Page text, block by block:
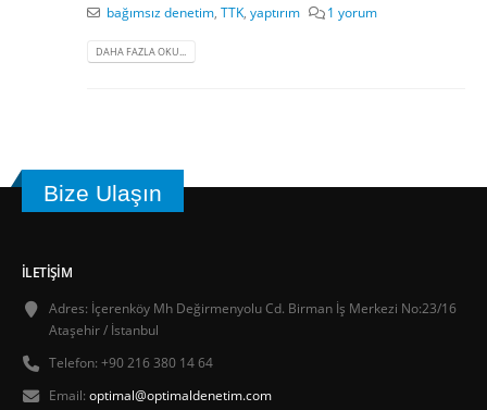
bağımsız denetim, TTK, yaptırım 1 yorum
DAHA FAZLA OKU...
Bize Ulaşın
İLETIŞIM
Adres: İçerenköy Mh Değirmenyolu Cd. Birman İş Merkezi No:23/16
Ataşehir / İstanbul
Telefon: +90 216 380 14 64
Email: optimal@optimaldenetim.com